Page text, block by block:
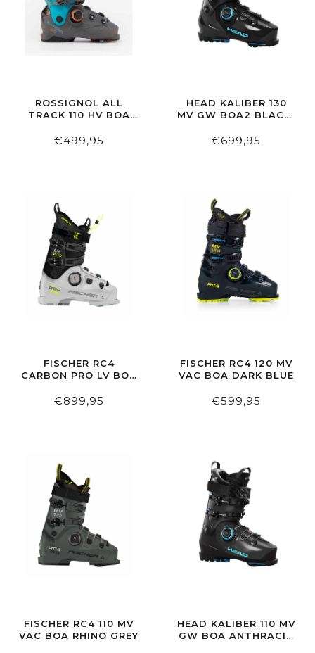
ROSSIGNOL ALL
TRACK 110 HV BOA
BLUE
€499,95
HEAD KALIBER 130
MV GW BOA2 BLACK-
€699,95
FISCHER RC4
CARBON PRO LV BOA
€899,95
FISCHER RC4 120 MV
VAC BOA DARK BLUE
€599,95
FISCHER RC4 110 MV
VAC BOA RHINO GREY
HEAD KALIBER 110 MV
GW BOA ANTHRACIT